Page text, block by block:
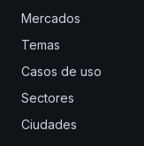
Mercados
Temas
Casos de uso
Sectores
Ciudades